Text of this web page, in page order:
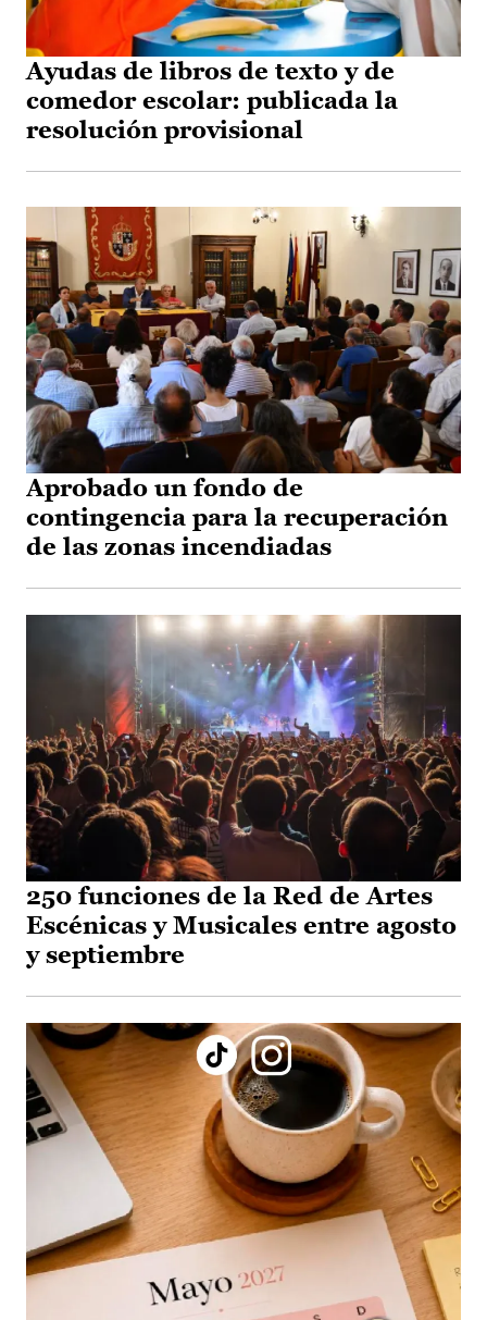
Ayudas de libros de texto y de
comedor escolar: publicada la
resolución provisional
Aprobado un fondo de
contingencia para la recuperación
de las zonas incendiadas
250 funciones de la Red de Artes
Escénicas y Musicales entre agosto
y septiembre